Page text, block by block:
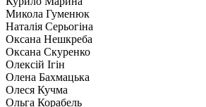
Микола Гуменюк
Наталія Серьогіна
Оксана Нешкреба
Оксана Скуренко
Олексій Ігін
Олена Бахмацька
Олеся Кучма
Ольга Корабель